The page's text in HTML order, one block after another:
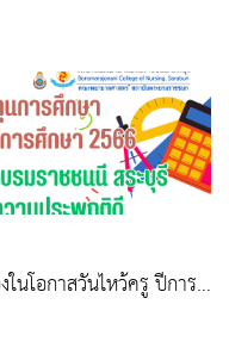
นโอกาสวันไหว้ครู ปีการ